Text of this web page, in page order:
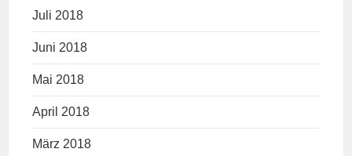
Juli 2018
Juni 2018
Mai 2018
April 2018
März 2018